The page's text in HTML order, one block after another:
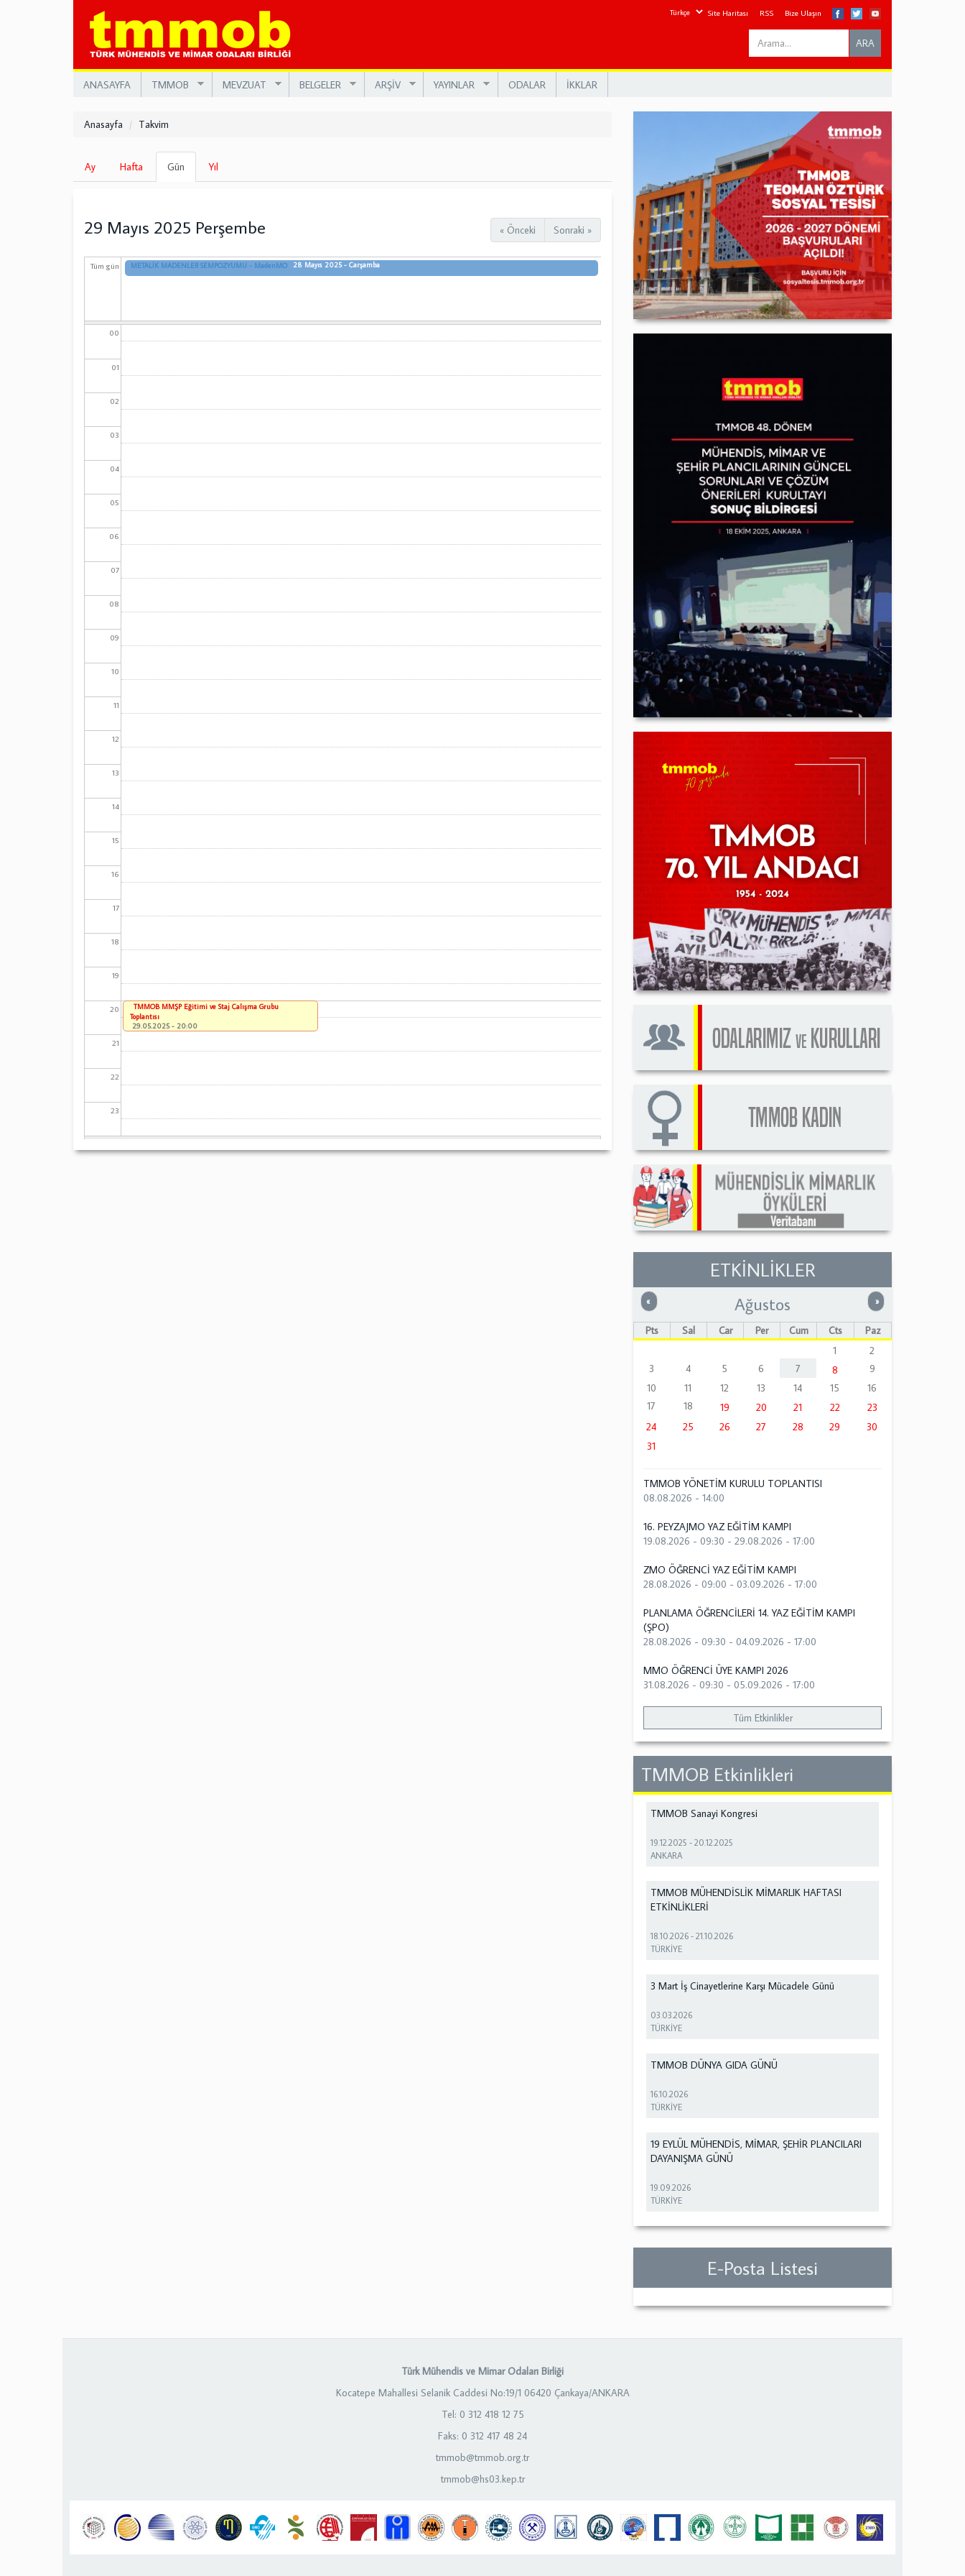
Site Haritası RSS Bize Ulaşın
Search
this
ARA
ANASAYFA TMMOB MEVZUAT BELGELER ARŞİV YAYINLAR ODALAR İKKLAR
Anasayfa Takvim
Birincil
sekmeler
Ay Hafta Gün
sekme)
Yıl
« Önceki Sonraki »
29 Mayıs 2025 Perşembe
Tüm gün METALİK MADENLER SEMPOZYUMU - MadenMO 28 Mayıs 2025 - Çarşamba
00
01
02
03
04
05
06
07
08
09
10
11
12
13
14
15
16
17
18
19
20
21
22
23
TMMOB MMŞP Eğitimi ve Staj Çalışma Grubu
Toplantısı
29.05.2025 - 20:00
ETKİNLİKLER
« Önceki »Sonraki
Ağustos
Pts Sal Çar Per Cum Cts
Paz
1
2
3
4 5 6 7 8
9
10
11 12 13 14 15
16
17
18 19 20 21 22
23
24
25 26 27 28 29
30
31
TMMOB YÖNETİM KURULU TOPLANTISI
08.08.2026 - 14:00
16. PEYZAJMO YAZ EĞİTİM KAMPI
19.08.2026 - 09:30 -29.08.2026 - 17:00
ZMO ÖĞRENCİ YAZ EĞİTİM KAMPI
28.08.2026 - 09:00 -03.09.2026 - 17:00
PLANLAMA ÖĞRENCİLERİ 14. YAZ EĞİTİM KAMPI
(ŞPO)
28.08.2026 - 09:30 -04.09.2026 - 17:00
MMO ÖĞRENCİ ÜYE KAMPI 2026
31.08.2026 - 09:30 -05.09.2026 - 17:00
Tüm Etkinlikler
TMMOB Etkinlikleri
TMMOB Sanayi Kongresi
19.12.2025 -20.12.2025
ANKARA
TMMOB MÜHENDİSLİK MİMARLIK HAFTASI
ETKİNLİKLERİ
18.10.2026 -21.10.2026
TÜRKİYE
3 Mart İş Cinayetlerine Karşı Mücadele Günü
03.03.2026
TÜRKİYE
TMMOB DÜNYA GIDA GÜNÜ
16.10.2026
TÜRKİYE
19 EYLÜL MÜHENDİS, MİMAR, ŞEHİR PLANCILARI
DAYANIŞMA GÜNÜ
19.09.2026
TÜRKİYE
E-Posta Listesi
Türk Mühendis ve Mimar Odaları Birliği
Kocatepe Mahallesi Selanik Caddesi No:19/1 06420 Çankaya/ANKARA
Tel: 0 312 418 12 75
Faks: 0 312 417 48 24
tmmob@tmmob.org.tr
tmmob@hs03.kep.tr